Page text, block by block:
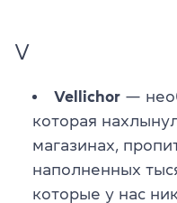
V
Vellichor —
которая
магазинах,
наполненных
которые у нас